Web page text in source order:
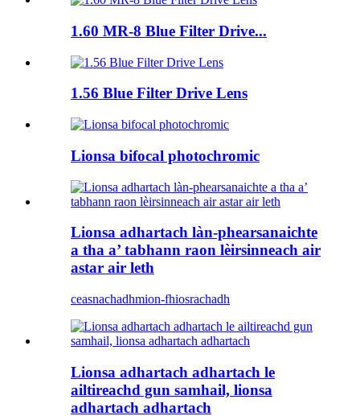
1.60 MR-8 Blue Filter Drive...
1.56 Blue Filter Drive Lens
Lionsa bifocal photochromic
Lionsa adhartach làn-phearsanaichte
a tha a’ tabhann raon lèirsinneach air
astar air leth
ceasnachadhmion-fhiosrachadh
Lionsa adhartach adhartach le
ailtireachd gun samhail, lionsa
adhartach adhartach